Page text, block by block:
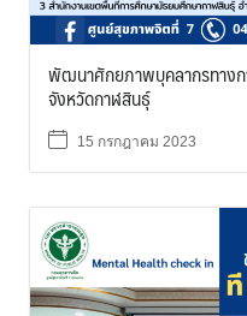
พัฒนาศักยภาพบุคลากรทางก
จังหวัดกาฬสินธุ์
15 กรกฎาคม 2023